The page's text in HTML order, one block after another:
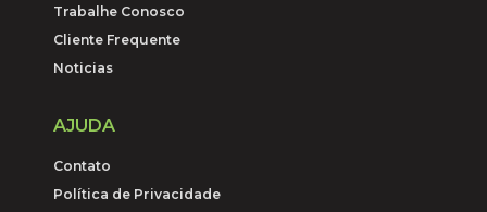
Trabalhe Conosco
Cliente Frequente
Noticias
AJUDA
Contato
Política de Privacidade